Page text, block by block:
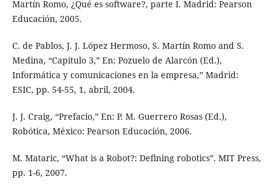
Martín Romo, ¿Qué es software?, parte I. Madrid: Pearson
Educación, 2005.
C. de Pablos, J. J. López Hermoso, S. Martín Romo and S.
Medina, “Capítulo 3,” En: Pozuelo de Alarcón (Ed.),
Informática y comunicaciones en la empresa,” Madrid:
ESIC, pp. 54-55, 1, abril, 2004.
J. J. Craig, “Prefacio,” En: P. M. Guerrero Rosas (Ed.),
Robótica, México: Pearson Educación, 2006.
M. Mataric, “What is a Robot?: Defining robotics”. MIT Press,
pp. 1-6, 2007.